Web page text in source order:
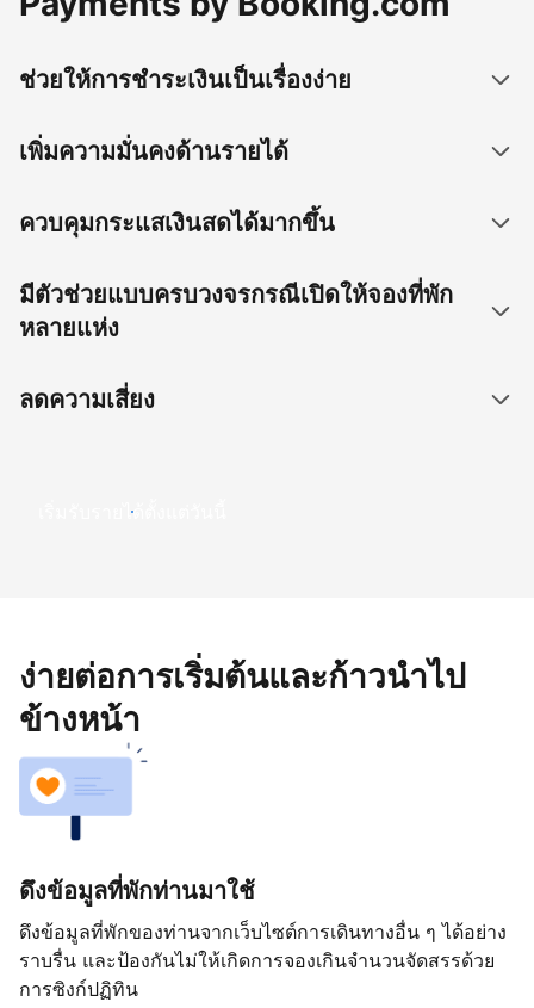
ช่วยให้การชำระเงินเป็นเรื่องง่าย
เพิ่มความมั่นคงด้านรายได้
ควบคุมกระแสเงินสดได้มากขึ้น
มีตัวช่วยแบบครบวงจรกรณีเปิดให้จองที่พัก
หลายแห่ง
ลดความเสี่ยง
เริ่มรับรายได้ตั้งแต่วันนี้
ง่ายต่อการเริ่มต้นและก้าวนำไป
ข้างหน้า
ดึงข้อมูลที่พักท่านมาใช้
ดึงข้อมูลที่พักของท่านจากเว็บไซต์การเดินทางอื่น ๆ ได้อย่าง
ราบรื่น และป้องกันไม่ให้เกิดการจองเกินจำนวนจัดสรรด้วย
การซิงก์ปฏิทิน